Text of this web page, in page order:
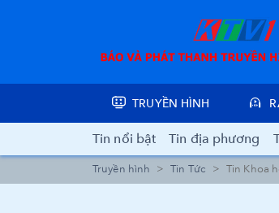
TRUYỀN HÌNH
Tin nổi bật Tin địa phương
Truyền hình Tin Tức Tin Khoa